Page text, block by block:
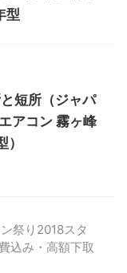
型
短所（ジャパ
アコン 霧ヶ峰
祭り2018スタ
込み・高額下取